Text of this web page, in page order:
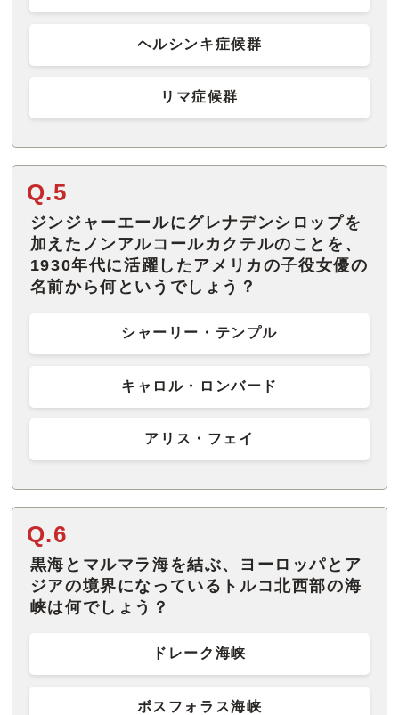
ヘルシンキ症候群
リマ症候群
Q.5
ジンジャーエールにグレナデンシロップを
加えたノンアルコールカクテルのことを、
1930年代に活躍したアメリカの子役女優の
名前から何というでしょう？
シャーリー・テンプル
キャロル・ロンバード
アリス・フェイ
Q.6
黒海とマルマラ海を結ぶ、ヨーロッパとア
ジアの境界になっているトルコ北西部の海
峡は何でしょう？
ドレーク海峡
ボスフォラス海峡